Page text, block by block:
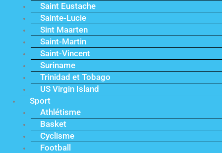
Saint Eustache
Sainte-Lucie
Sint Maarten
Saint-Martin
Saint-Vincent
Suriname
Trinidad et Tobago
US Virgin Island
Sport
Athlétisme
Basket
Cyclisme
Football